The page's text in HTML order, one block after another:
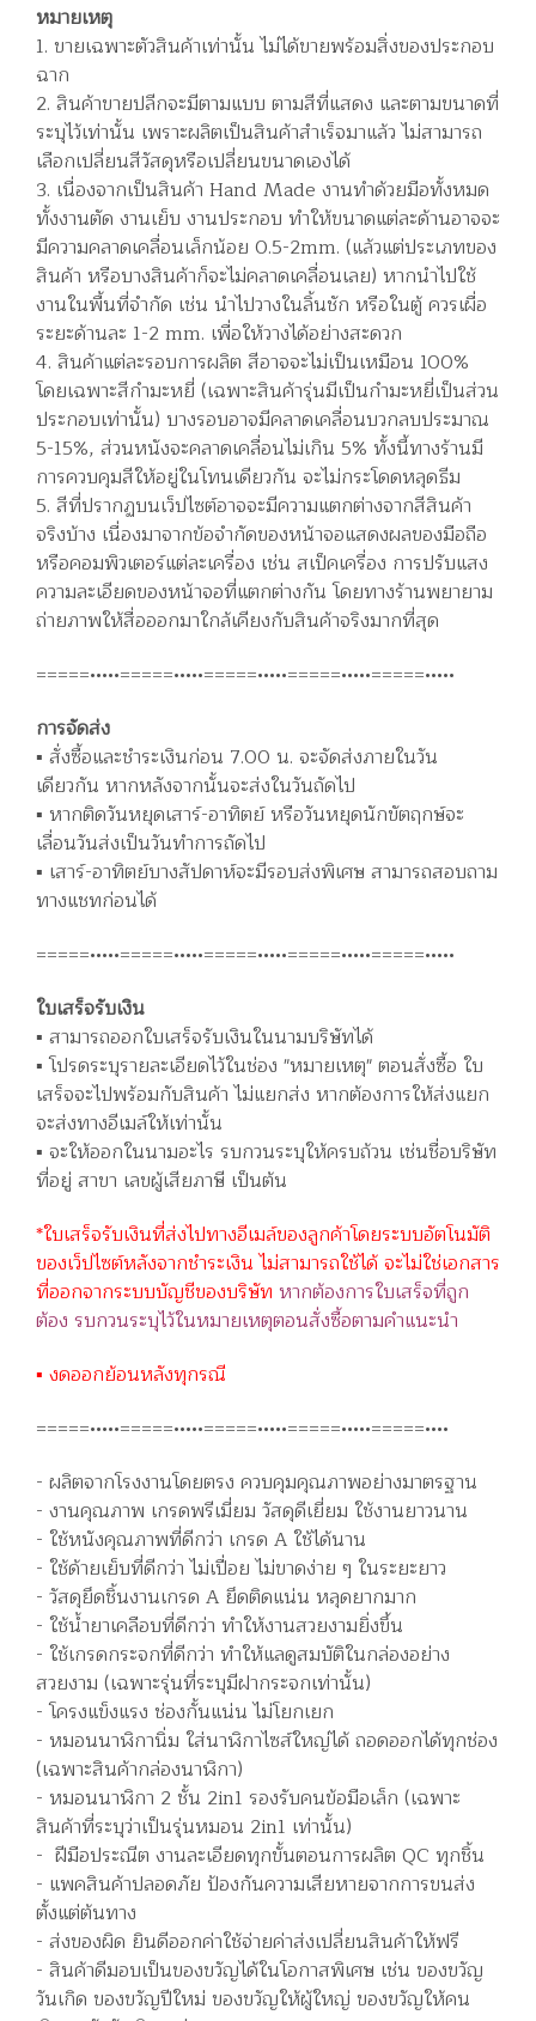
หมายเหตุ
1. ขายเฉพาะตัวสินค้าเท่านั้น ไม่ได้ขายพร้อมสิ่งของประกอบ
ฉาก
2. สินค้าขายปลีกจะมีตามแบบ ตามสีที่แสดง และตามขนาดที่
ระบุไว้เท่านั้น เพราะผลิตเป็นสินค้าสำเร็จมาแล้ว ไม่สามารถ
เลือกเปลี่ยนสีวัสดุหรือเปลี่ยนขนาดเองได้
3. เนื่องจากเป็นสินค้า Hand Made งานทำด้วยมือทั้งหมด
ทั้งงานตัด งานเย็บ งานประกอบ ทำให้ขนาดแต่ละด้านอาจจะ
มีความคลาดเคลื่อนเล็กน้อย 0.5-2mm. (แล้วแต่ประเภทของ
สินค้า หรือบางสินค้าก็จะไม่คลาดเคลื่อนเลย) หากนำไปใช้
งานในพื้นที่จำกัด เช่น นำไปวางในลิ้นชัก หรือในตู้ ควรเผื่อ
ระยะด้านละ 1-2 mm. เพื่อให้วางได้อย่างสะดวก
4. สินค้าแต่ละรอบการผลิต สีอาจจะไม่เป็นเหมือน 100%
โดยเฉพาะสีกำมะหยี่ (เฉพาะสินค้ารุ่นมีเป็นกำมะหยี่เป็นส่วน
ประกอบเท่านั้น) บางรอบอาจมีคลาดเคลื่อนบวกลบประมาณ
5-15%, ส่วนหนังจะคลาดเคลื่อนไม่เกิน 5% ทั้งนี้ทางร้านมี
การควบคุมสีให้อยู่ในโทนเดียวกัน จะไม่กระโดดหลุดธีม
5. สีที่ปรากฏบนเว็ปไซต์อาจจะมีความแตกต่างจากสีสินค้า
จริงบ้าง เนื่องมาจากข้อจำกัดของหน้าจอแสดงผลของมือถือ
หรือคอมพิวเตอร์แต่ละเครื่อง เช่น สเป็คเครื่อง การปรับแสง
ความละเอียดของหน้าจอที่แตกต่างกัน โดยทางร้านพยายาม
ถ่ายภาพให้สื่อออกมาใกล้เคียงกับสินค้าจริงมากที่สุด
=====•••••=====•••••=====•••••=====•••••=====•••••
การจัดส่ง
▪️ สั่งซื้อและชำระเงินก่อน 7.00 น. จะจัดส่งภายในวัน
เดียวกัน หากหลังจากนั้นจะส่งในวันถัดไป
▪️ หากติดวันหยุดเสาร์-อาทิตย์ หรือวันหยุดนักขัตฤกษ์จะ
เลื่อนวันส่งเป็นวันทำการถัดไป
▪️ เสาร์-อาทิตย์บางสัปดาห์จะมีรอบส่งพิเศษ สามารถสอบถาม
ทางแชทก่อนได้
=====•••••=====•••••=====•••••=====•••••=====•••••
ใบเสร็จรับเงิน
▪️ สามารถออกใบเสร็จรับเงินในนามบริษัทได้
▪️ โปรดระบุรายละเอียดไว้ในช่อง "หมายเหตุ" ตอนสั่งซื้อ ใบ
เสร็จจะไปพร้อมกับสินค้า ไม่แยกส่ง หากต้องการให้ส่งแยก
จะส่งทางอีเมล์ให้เท่านั้น
▪️ จะให้ออกในนามอะไร รบกวนระบุให้ครบถ้วน เช่นชื่อบริษัท
ที่อยู่ สาขา เลขผู้เสียภาษี เป็นต้น
*ใบเสร็จรับเงินที่ส่งไปทางอีเมล์ของลูกค้าโดยระบบอัตโนมัติ
ของเว็ปไซต์หลังจากชำระเงิน ไม่สามารถใช้ได้ จะไม่ใช่เอกสาร
ที่ออกจากระบบบัญชีของบริษัท หากต้องการใบเสร็จที่ถูก
ต้อง รบกวนระบุไว้ในหมายเหตุตอนสั่งซื้อตามคำแนะนำ
▪️ งดออกย้อนหลังทุกรณี
=====•••••=====•••••=====•••••=====•••••=====••••
- ผลิตจากโรงงานโดยตรง ควบคุมคุณภาพอย่างมาตรฐาน
- งานคุณภาพ เกรดพรีเมี่ยม วัสดุดีเยี่ยม ใช้งานยาวนาน
- ใช้หนังคุณภาพที่ดีกว่า เกรด A ใช้ได้นาน
- ใช้ด้ายเย็บที่ดีกว่า ไม่เปื่อย ไม่ขาดง่าย ๆ ในระยะยาว
- วัสดุยึดชิ้นงานเกรด A ยึดติดแน่น หลุดยากมาก
- ใช้น้ำยาเคลือบที่ดีกว่า ทำให้งานสวยงามยิ่งขึ้น
- ใช้เกรดกระจกที่ดีกว่า ทำให้แลดูสมบัติในกล่องอย่าง
สวยงาม (เฉพาะรุ่นที่ระบุมีฝากระจกเท่านั้น)
- โครงแข็งแรง ช่องกั้นแน่น ไม่โยกเยก
- หมอนนาฬิกานิ่ม ใส่นาฬิกาไซส์ใหญ่ได้ ถอดออกได้ทุกช่อง
(เฉพาะสินค้ากล่องนาฬิกา)
- หมอนนาฬิกา 2 ชั้น 2in1 รองรับคนข้อมือเล็ก (เฉพาะ
สินค้าที่ระบุว่าเป็นรุ่นหมอน 2in1 เท่านั้น)
- ฝีมือประณีต งานละเอียดทุกขั้นตอนการผลิต QC ทุกชิ้น
- แพคสินค้าปลอดภัย ป้องกันความเสียหายจากการขนส่ง
ตั้งแต่ต้นทาง
- ส่งของผิด ยินดีออกค่าใช้จ่ายค่าส่งเปลี่ยนสินค้าให้ฟรี
- สินค้าดีมอบเป็นของขวัญได้ในโอกาสพิเศษ เช่น ของขวัญ
วันเกิด ของขวัญปีใหม่ ของขวัญให้ผู้ใหญ่ ของขวัญให้คน